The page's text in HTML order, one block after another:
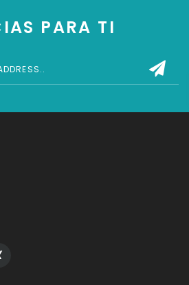
PARA TI